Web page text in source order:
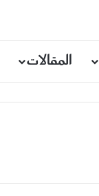
المقالات